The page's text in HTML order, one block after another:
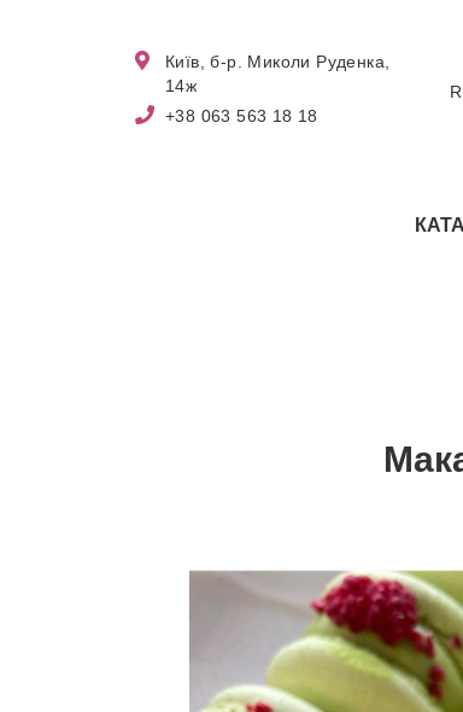
Київ, б-р. Миколи Руденка,
14ж
+38 063 563 18 18